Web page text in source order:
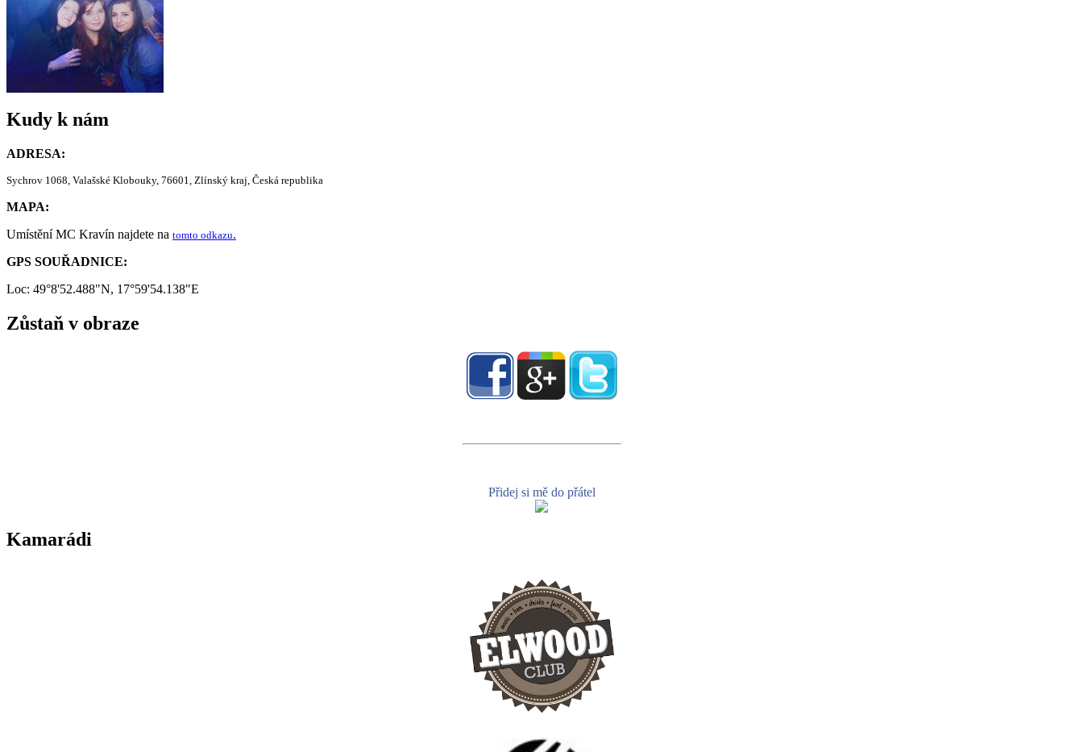
Kudy k nám
ADRESA:
Sychrov 1068, Valašské Klobouky, 76601, Zlínský kraj, Česká republika
MAPA:
Umístění MC Kravín najdete na tomto odkazu.
GPS SOUŘADNICE:
Loc: 49°8'52.488"N, 17°59'54.138"E
Zůstaň v obraze
Přidej si mě do přátel
Kamarádi